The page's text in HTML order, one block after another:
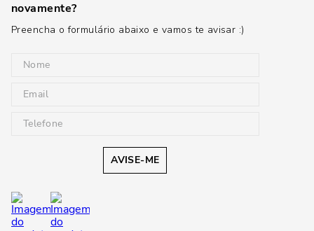
novamente?
Preencha o formulário abaixo e vamos te avisar :)
AVISE-ME